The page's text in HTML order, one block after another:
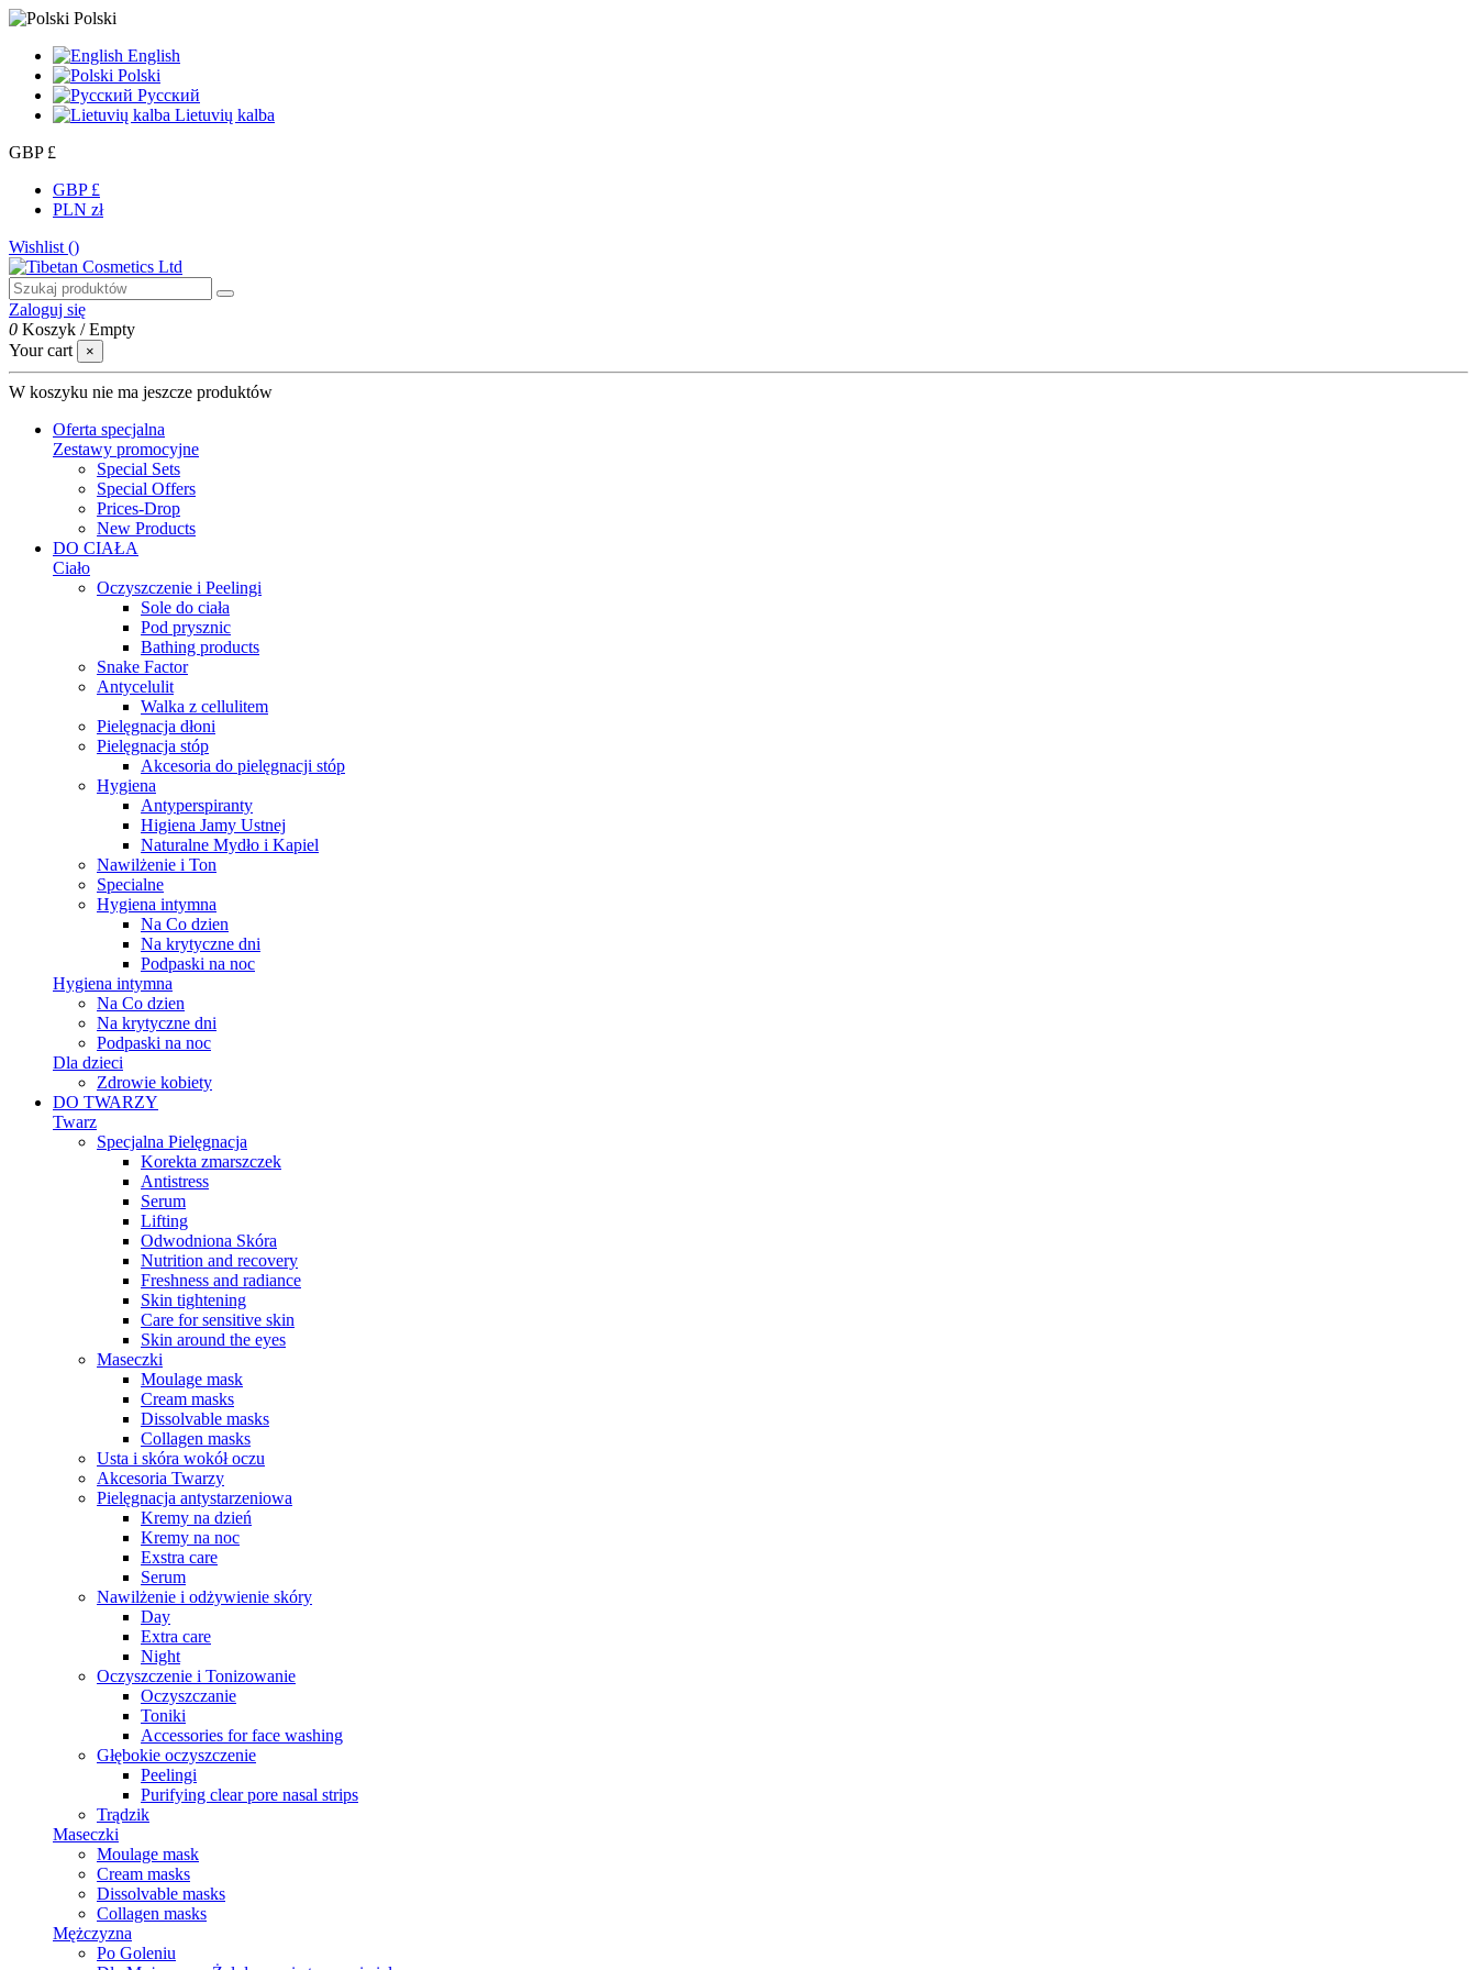
Polski
English
Polski
Русский
Lietuvių kalba
GBP £
GBP £
PLN zł
Wishlist ()
Zaloguj się
0 Koszyk /Empty
Your cart
×
W koszyku nie ma jeszcze produktów
Oferta specjalna
Zestawy promocyjne
Special Sets
Special Offers
Prices-Drop
New Products
DO CIAŁA
Ciało
Oczyszczenie i Peelingi
Sole do ciała
Pod prysznic
Bathing products
Snake Factor
Antycelulit
Walka z cellulitem
Pielęgnacja dłoni
Pielęgnacja stóp
Akcesoria do pielęgnacji stóp
Hygiena
Antyperspiranty
Higiena Jamy Ustnej
Naturalne Mydło i Kapiel
Nawilżenie i Ton
Specialne
Hygiena intymna
Na Co dzien
Na krytyczne dni
Podpaski na noc
Hygiena intymna
Na Co dzien
Na krytyczne dni
Podpaski na noc
Dla dzieci
Zdrowie kobiety
DO TWARZY
Twarz
Specjalna Pielęgnacja
Korekta zmarszczek
Antistress
Serum
Lifting
Odwodniona Skóra
Nutrition and recovery
Freshness and radiance
Skin tightening
Care for sensitive skin
Skin around the eyes
Maseczki
Moulage mask
Cream masks
Dissolvable masks
Collagen masks
Usta i skóra wokół oczu
Akcesoria Twarzy
Pielęgnacja antystarzeniowa
Kremy na dzień
Kremy na noc
Exstra care
Serum
Nawilżenie i odżywienie skóry
Day
Extra care
Night
Oczyszczenie i Tonizowanie
Oczyszczanie
Toniki
Accessories for face washing
Głębokie oczyszczenie
Peelingi
Purifying clear pore nasal strips
Trądzik
Maseczki
Moulage mask
Cream masks
Dissolvable masks
Collagen masks
Mężczyzna
Po Goleniu